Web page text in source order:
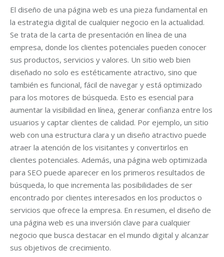
El diseño de una página web es una pieza fundamental en
la estrategia digital de cualquier negocio en la actualidad.
Se trata de la carta de presentación en línea de una
empresa, donde los clientes potenciales pueden conocer
sus productos, servicios y valores. Un sitio web bien
diseñado no solo es estéticamente atractivo, sino que
también es funcional, fácil de navegar y está optimizado
para los motores de búsqueda. Esto es esencial para
aumentar la visibilidad en línea, generar confianza entre los
usuarios y captar clientes de calidad. Por ejemplo, un sitio
web con una estructura clara y un diseño atractivo puede
atraer la atención de los visitantes y convertirlos en
clientes potenciales. Además, una página web optimizada
para SEO puede aparecer en los primeros resultados de
búsqueda, lo que incrementa las posibilidades de ser
encontrado por clientes interesados en los productos o
servicios que ofrece la empresa. En resumen, el diseño de
una página web es una inversión clave para cualquier
negocio que busca destacar en el mundo digital y alcanzar
sus objetivos de crecimiento.